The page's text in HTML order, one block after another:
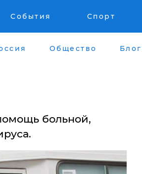
События Спорт
Общество
больной,